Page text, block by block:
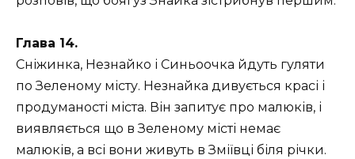
Глава 14.
Сніжинка, Незнайко і Синьоочка йдуть гуляти
по Зеленому місту. Незнайка дивується красі і
продуманості міста. Він запитує про малюків, і
виявляється що в Зеленому місті немає
малюків, а всі вони живуть в Зміївці біля річки.